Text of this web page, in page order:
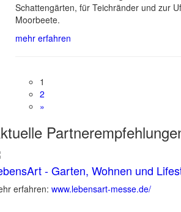
Schattengärten, für Teichränder und zur
Moorbeete.
mehr erfahren
1
2
»
- Garten, Wohnen und
erfahren: www.lebensart-messe.de/